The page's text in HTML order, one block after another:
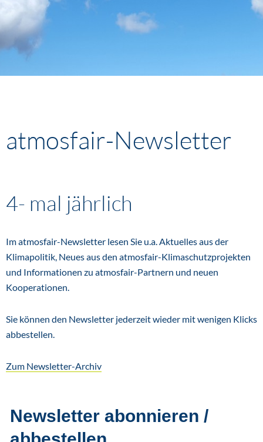
atmosfair-Newsletter
4- mal jährlich
Im atmosfair-Newsletter lesen Sie u.a. Aktuelles aus der
Klimapolitik, Neues aus den atmosfair-Klimaschutzprojekten
und Informationen zu atmosfair-Partnern und neuen
Kooperationen.
Sie können den Newsletter jederzeit wieder mit wenigen Klicks
abbestellen.
Zum Newsletter-Archiv